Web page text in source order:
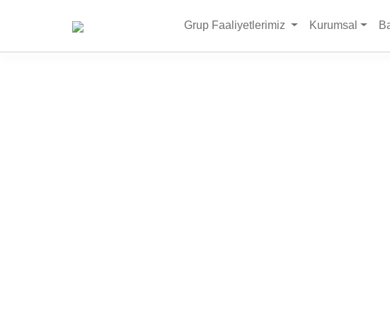
Grup Faaliyetlerimiz Kurumsal